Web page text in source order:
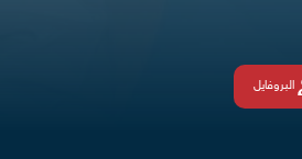
البروفايل